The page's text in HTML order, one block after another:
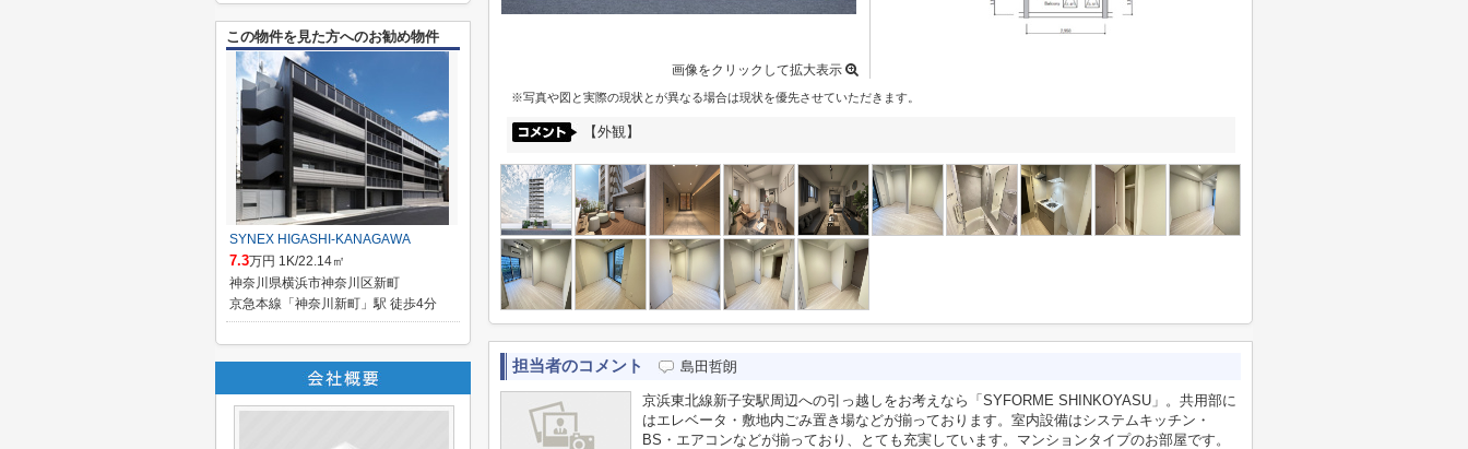
画像をクリックして拡大表示
※写真や図と実際の現状とが異なる場合は現状を優先させていただきます。
【外観】
担当者のコメント 島田哲朗
京浜東北線新子安駅周辺への引っ越しをお考えなら「SYFORME SHINKOYASU」。共用部に
はエレベータ・敷地内ごみ置き場などが揃っております。室内設備はシステムキッチン・
BS・エアコンなどが揃っており、とても充実しています。マンションタイプのお部屋です。
この物件を見た方へのお勧め物件
SYNEX HIGASHI-KANAGAWA
7.3万円 1K/22.14㎡
神奈川県横浜市神奈川区新町
京急本線「神奈川新町」駅 徒歩4分